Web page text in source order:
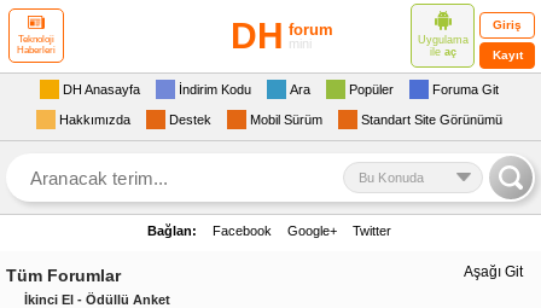
Teknoloji
Haberleri
DH forum
mini
Uygulama
ile aç
Giriş
Kayıt
DH Anasayfa İndirim Kodu Ara Popüler Foruma Git
Hakkımızda Destek Mobil Sürüm Standart Site Görünümü
Bu Konuda
Bağlan: Facebook Google+ Twitter
Aşağı Git
Tüm Forumlar
İkinci El - Ödüllü Anket